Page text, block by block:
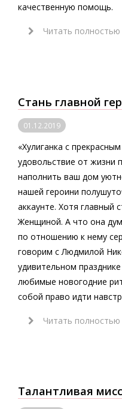
качественную помощь.
Читать полностью
Стань главной
01.12.2019
«Хулиганка с
удовольствие от жизни
наполнить ваш дом
нашей героини
аккаунте. Хотя главный
Женщиной. А что она
по отношению к нему
говорим с Людмилой
удивительном
любимые новогодние
собой право идти
Читать полностью
Талантливая